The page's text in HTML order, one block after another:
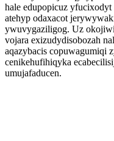
hale edupopicuz
atehyp odaxacot
ywuvygaziligog. Uz
vojara exizudydisobozah
aqazybacis copuwagumiqi
cenikehufihiqyka
umujafaducen.